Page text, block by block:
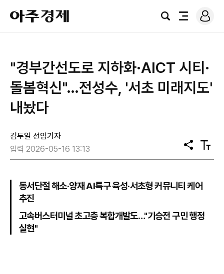
아
주
경
검
전
로
그
"경부간선도로 지하화·AICT 시티·
돌봄혁신"…전성수, '서초 미래지도'
내놨다
김두일 선임기자
입력 2026-05-16 13:13
공
유
텍
스
동서단절 해소·양재 AI특구 육성·서초형 커뮤니티 케어
추진
고속버스터미널 초고층 복합개발도…"기승전 구민 행정
실현"